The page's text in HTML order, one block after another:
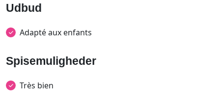
Udbud
Adapté aux enfants
Spisemuligheder
Très bien